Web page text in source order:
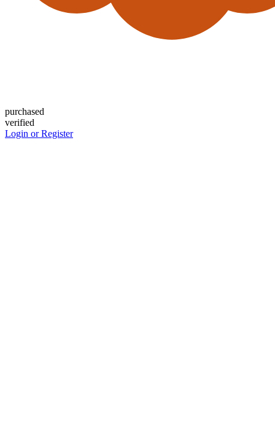
purchased
verified
Login or Register